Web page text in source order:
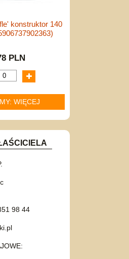
konstruktor 140
PLN
WIĘCEJ
98 44